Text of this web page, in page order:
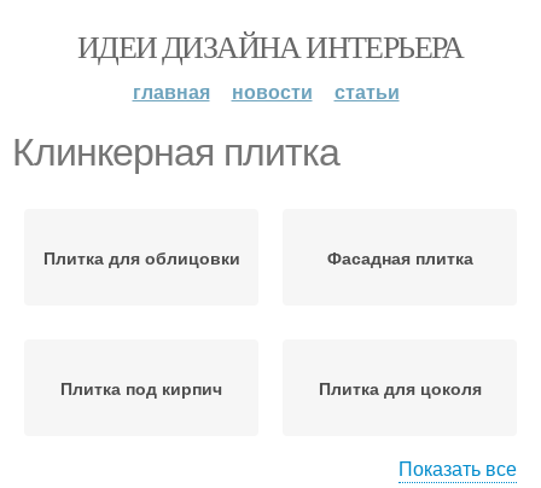
ИДЕИ ДИЗАЙНА ИНТЕРЬЕРА
главная новости статьи
Клинкерная плитка
Плитка для облицовки Фасадная плитка
Плитка под кирпич Плитка для цоколя
Показать все